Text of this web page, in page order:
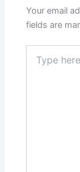
Your email
fields are
here..